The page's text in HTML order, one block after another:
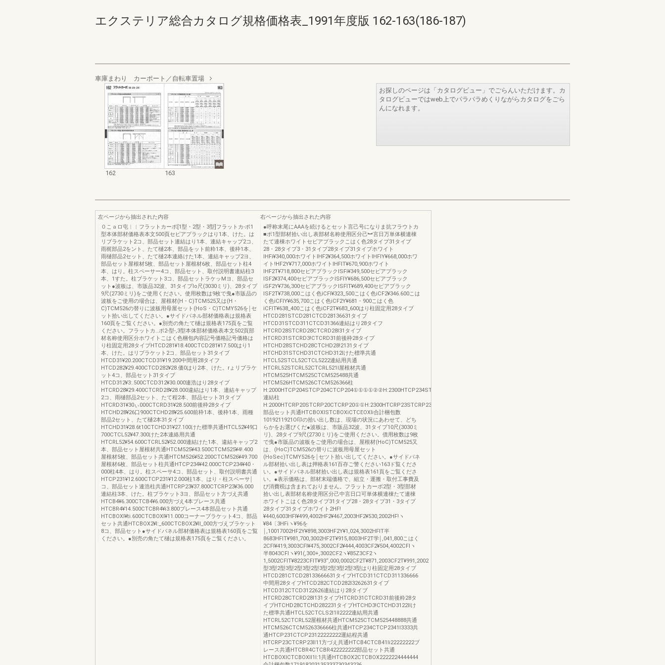
エクステリア総合カタログ規格価格表_1991年度版 162-163(186-187)
車庫まわり カーポート／自転車置場
162 163
お探しのページは「カタログビュー」でごらんいただけます。カ
タログビューではweb上でパラパラめくりながらカタログをごら
んになれます。
左ページから抽出された内容
０こａロ屯︱︱フラットカーポ[1型・2型・3型]フラットカ‐ポ1
型本体部材価格表本文500頁セピアプラックはり1本、けた。は
リブラケット2コ、部品セット連結はり1本、連結キャップ2コ、
雨梶部品2をント、たて樋2本、部品をット前粋1本、後枠1本、
雨樋部品2セット、たて樋2本連絡けた1本、連結キャップ2ヨ、
部品セット屋根材5枚、部品セット屋根材6枚、部品セット柱4
本、はり。柱スペーサー4コ、部品セット、取付説明書連結柱3
本、1すた。柱ブラケット3コ、部品セットラケッMヨ、部品セ
ット●波板は、市販品32波、31タイプlo尺(3030ミリ)、28タイプ
9尺(2730ミリ)をご使用ください。使用枚数は9枚で曳●市販品の
波板をご使用の場合は、屋根材(H・C)TCM525又は(H・
C)TCM526の替りに波板用母屋セット(HoS・C)TCMY526を￨セ
ット拾い出してください。●サイドパネル部材価格表は規格表
160頁をご覧ください。●別売の角たて樋は規格表175頁をご覧
ください。フラットカ…ポ2‐型‐,3型本体部材価格表本文502頁部
材名称使用区分ホワイトこはく色梱包内容記号価格記号価格は
り柱固定用28タイブHTCD281¥18.400CTCD281¥17.500はり1
本、けた。はリブラケット2コ、部品セット31タイブ
HTCD31¥20.200CTCD31¥19.200中間用28タイフ
HTCD282¥29.400CTCD282¥28.価0はり2本、けた。rょリブラケ
ット4コ、部品セット31タイブ
HTCD312¥3:.500CTCD312¥30.000連浩はり28タイプ
HTCRD28¥29.400CTCRD28¥28.000違結はり1本、連結キャップ
2コ、雨樋部品2セット、たて程2本、部品セット31タイプ
HTCRD31¥30ぃ000CTCRD31¥28.500前後枠28タイブ
HTCHD28¥26口900CTCHD28¥25.600前枠1本、後枠1本、雨種
部品2セット、たて樋2本31タイブ
HTCHD31¥28.6t10CTCHD31¥27.100けた標準共通HTCL52¥49口
700CTCL52¥47.300けた2本連絡用共通
HTCRL52¥54.600CTCRL52¥52.000連結けた1本、違結キャップ2
本、部品セット屋根材共通HTCM525¥43.500CTCM525¥4!.400
屋根材5枚、部品セット共通HTCM526¥52.200CTCM526¥49.700
屋根材6枚、部品セット柱共通HTCP234¥42.000CTCP234¥40・
000柱4本、はり。柱スペーサ4コ、部品セット、取付説明書共通
HTCP231¥12.600CTCP231¥12.000柱1本、はり・柱スペーサ￨
コ、部品セット連浩柱共通HTCRP23¥37.800CTCRP23¥36.000
連結柱3本、けた。柱ブラケット3ヨ、部品セット方づえ共通
HTCB4¥6.300CTCB4¥6.000方づえ4本ブレース共通
HTCBR4¥14.500CTCBR4¥i3.800ブレース4本部品セット共通
HTCBOXl¥ti.600CTCBOXl¥11.000コーナーブラケット4コ、部品
セット共通HTCBOX2¥l:_600CTCBOX2¥ll_000方づえブラケット
8コ、部品セット●サイドパネル部材価格表は規格表160頁をご覧
ください。●別売の角たて樋は規格表175頁をご覧ください。
右ページから抽出された内容
●呼称末尾にAAAを続けるとセット言己号になりま抗フラウトカ
■ポ1型部材拾い出し表部材名称使用区分己︼言日万単体横連棟
たて連棟ホワイトセビアプラックこはく色28タイプ31タイプ
28・28タイプ3・31タイプ28タイプ31タイプホワイト
lHFi¥340,000ホワイトlHF2¥364,500ホワイトlHFlY¥668,000ホワ
イト!HF2Y¥717,000ホワイトlHFIT¥670,900ホワイト
lHF2T¥718,800セピアプラックlSFi¥349,500セピアプラック
lSF2¥374,400セピアブラックlSFlY¥686,500セピアブラック
iSF2Y¥736,300セピアブラックlSFIT¥689,400セピアプラック
lSF2T¥738,000こはく色iCFI¥323_500こはく色iCF2¥346.600こは
く色iCFIY¥635,700こはく色iCF2Y¥681・900こはく色
iCFlT¥638_400こはく色iCF2T¥683_600はり柱固定用28タイブ
HTCD281STCD281CTCD28136631タイブ
HTCD31STCD311CTCD31366連結はり28タイフ
HTCRD28STCRD28CTCRD28l31タイブ
HTCRD31STCRD3!CTCRD31前後枠28タイプ
HTCHD28STCHD28CTCHD28!2131タイブ
HTCHD31STCHD31CTCHD312lけた標準共通
HTCL52STCL52CTCL5222連結用共通
HTCRL52STCRL52CTCRL521l屋根材共通
HTCM525HTCM525CTCM525488共通
HTCM526HTCM526CTCM526366柱
H:2000HTCP204STCP204CTCP204①①①①②②H:2300HTCP234STCP234CTCP234
連結柱
H:2000HTCRP20STCRP20CTCRP20①①H:2300HTCRP23STCRP23CTCRP23
部品セット共通HTCBOXlSTCBOXiCTCEOXli合計梱包数
1019211921O印の拾い出し数は、現場の状況にあわせて、どち
らかをお選びくだ●波板は、市販品32波、31タイプ10尺(3030ミ
リ)、28タイプ9尺(2730ミリ)をご使用ください。債用枚数は9枚
で曳●市販品の波板をご使用の場合は、屋根材(HoC)TCM525又
は、(HoC)TCM526の替りに波板用母屋セット
(HoSec)TCMY526を￨セツト拾い出してください。●サイドパネ
ル部材拾い出し表は押格表161百存ご警ください163ド覧くださ
い。●サイドパネル部材拾い出し表は規格表161頁をご覧くださ
い。●表示価格は、部材末端価格で、組立・運搬・取付工事費及
び消費税は含まれておりません。フラットカーボ2型・3型部材
拾い出し表部材名称使用区分己中言日口可単体横連棟たて連棟
ホワイトこはく色28タイプ31タイプ28・28タイプ31・3タイプ
28タイプ31タイプホワイト2HF!
¥440,6003HFl¥499,4002HF2¥467,2003HF2¥530,2002HF!ヽ
¥84〔3HFiヽ¥96を
￨,10017002HF2Y¥898,3003HF2Y¥1,024,3002HFIT半
8683HFIT¥981,700,3002HF2T¥915,8003HF2T学￨,041,800こはく
2CFI¥419,3003CFl¥475,3002CF2¥444,4003CF2¥504,4002CFlヽ
半8043CFlヽ¥91(,300+,3002CF2ヽ¥85Z3CF2ヽ
1,5002CFIT¥8223CFlT¥93“,000,0002CF2T¥871,2003CF2T¥991,2002
型3型2型3型2型3型2型3型2型3型2型3型はり柱固定用28タイブ
HTCD281CTCD28133666631タイブHTCD311CTCD311336666
中間用28タイプHTCD282CTCD282l3262631タイブ
HTCD312CTCD3122626連結はり28タイブ
HTCRD28CTCRD28l131タイブHTCRD31CTCRD31前後粋28タ
イブHTCHD28CTCHD282231タイブHTCHD3!CTCHD3122llけ
た標準共通HTCL52CTCLS2l1ll2222連結用共通
HTCRL52CTCRL52屋根材共通HTCM525CTCM525448888共通
HTCM526CTCM526336666柱共通HTCP234CTCP2341l3333共
通HTCP231CTCP23122222222運結程共通
HTCRP23CTCRP23ll11方づえ共通HTCB4CTCB41li22222222ブ
レース共通HTCBR4CTCBR422222222部品セット共通
HTCBOXlCTCBOXll1l:1共通HTCBOX2CTCBOX2222224444444